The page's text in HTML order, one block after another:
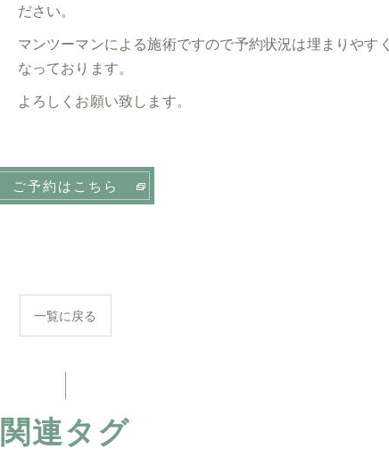
ださい。
マンツーマンによる施術ですので予約状況は埋まりやすく
なっております。
よろしくお願い致します。
ご予約はこちら
一覧に戻る
関連タグ